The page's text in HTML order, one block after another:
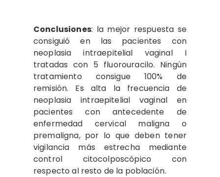
Conclusiones: la mejor respuesta se
consiguió en las pacientes con
neoplasia intraepitelial vaginal I
tratadas con 5 fluorouracilo. Ningún
tratamiento consigue 100% de
remisión. Es alta la frecuencia de
neoplasia intraepitelial vaginal en
pacientes con antecedente de
enfermedad cervical maligna o
premaligna, por lo que deben tener
vigilancia más estrecha mediante
control citocolposcópico con
respecto al resto de la población.